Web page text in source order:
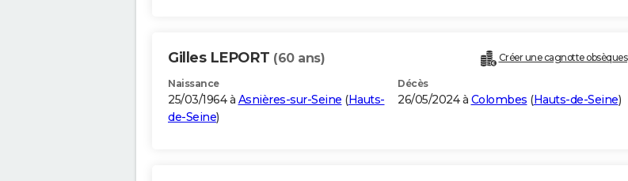
Gilles LEPORT (60 ans) Créer une cagnotte obsèques
Naissance
25/03/1964 à Asnières-sur-Seine (Hauts-
de-Seine)
Décès
26/05/2024 à Colombes (Hauts-de-Seine)